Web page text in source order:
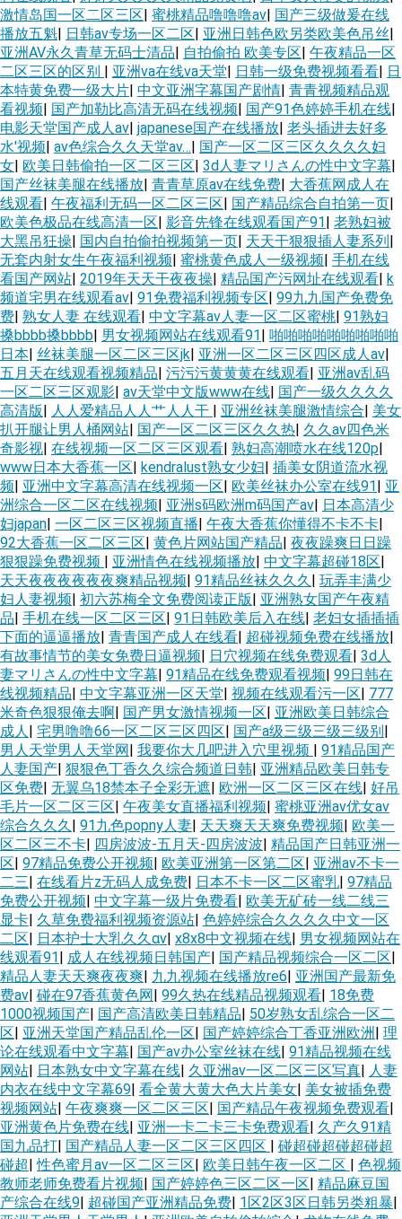
激情岛国一区二区三区| 蜜桃精品噜噜噜av| 国产三级做爰在线
播放五魁| 日韩av专场一区二区| 亚洲日韩色欧另类欧美色吊丝|
亚洲AV永久青草无码士清品| 自拍偷拍 欧美专区| 午夜精品一区
二区三区的区别 | 亚洲va在线va天堂| 日韩一级免费视频看看| 日
本特黄免费一级大片| 中文亚洲字幕国产剧情| 青青视频精品观
看视频| 国产加勒比高清无码在线视频| 国产91色婷婷手机在线|
电影天堂国产成人av| japanese国产在线播放| 老头插进去好多
水'视频| av色综合久久天堂av…| 国产一区二区三区久久久久妇
女| 欧美日韩偷拍一区二区三区| 3d人妻マリさんの性中文字幕|
国产丝袜美腿在线播放| 青青草原av在线免费| 大香蕉网成人在
线观看| 午夜福利无码一区二区三区| 国产精品综合自拍第一页|
欧美色极品在线高清一区| 影音先锋在线观看国产91| 老熟妇被
大黑吊狂操| 国内自拍偷拍视频第一页| 天天干狠狠插人妻系列|
无套内射女生午夜福利视频| 蜜桃黄色成人一级视频| 手机在线
看国产网站| 2019年天天干夜夜操| 精品国产污网址在线观看| k
频道宅男在线观看av| 91免费福利视频专区| 99九九国产免费免
费| 熟女人妻 在线观看| 中文字幕aⅴ人妻一区二区蜜桃| 91熟妇
搡bbbb搡bbbb| 男女视频网站在线观看91| 啪啪啪啪啪啪啪啪啪
日本| 丝袜美腿一区二区三区jk| 亚洲一区二区三区四区成人av|
五月天在线观看视频精品| 污污污黄黄黄在线观看| 亚洲av乱码
一区二区三区观影| av天堂中文版www在线| 国产一级久久久久
高清版| 人人爱精品人人艹人人干 | 亚洲丝袜美腿激情综合| 美女
扒开腿让男人桶网站| 国产一区二区三区久久热| 久久av四色米
奇影视| 在线视频一区二区三区观看| 熟妇高潮喷水在线120p|
www日本大香蕉一区| kendralust熟女少妇| 插美女阴道流水视
频| 亚洲中文字幕高清在线视频一区| 欧美丝袜办公室在线91| 亚
洲综合一区二区在线视频| 亚洲s码欧洲m码国产av| 日本高清少
妇japan| 一区二区三区视频直播| 午夜大香蕉你懂得不卡不卡|
92大香蕉一区二区三区| 黄色片网站国产精品| 夜夜躁爽日日躁
狠狠躁免费视频 | 亚洲情色在线视频播放| 中文字幕超碰18区|
天天夜夜夜夜夜夜爽精品视频| 91精品丝袜久久久| 玩弄丰满少
妇人妻视频| 初六苏梅全文免费阅读正版| 亚洲熟女国产午夜精
品| 手机在线一区二区三区| 91日韩欧美后入在线| 老妇女插插插
下面的逼逼播放| 青青国产成人在线看| 超碰视频免费在线播放|
有故事情节的美女免费日逼视频| 日穴视频在线免费观看| 3d人
妻マリさんの性中文字幕| 91精品在线免费观看视频| 99日韩在
线视频精品| 中文字幕亚洲一区天堂| 视频在线观看污一区| 777
米奇色狠狠俺去啊| 国产男女激情视频一区| 亚洲欧美日韩综合
成人| 宅男噜噜66一区二区三区四区| 国产a级三级三级三级别|
男人天堂男人天堂网| 我要你大几吧进入穴里视频 | 91精品国产
人妻国产| 狠狠色丁香久久综合频道日韩| 亚洲精品欧美日韩专
区免费| 无翼乌18禁本子全彩无遮| 欧洲一区二区三区在线| 好吊
毛片一区二区三区| 午夜美女直播福利视频| 蜜桃亚洲av优女av
综合久久久| 91九色popny人妻| 天天爽天天爽免费视频| 欧美一
区二区三不卡| 四房波波-五月天-四房波波| 精品国产日韩亚洲一
区| 97精品免费公开视频| 欧美亚洲第一区第二区| 亚洲av不卡一
二三| 在线看片z无码人成免费| 日本不卡一区二区蜜乳| 97精品
免费公开视频| 中文字幕一级片免费看| 欧美无矿砖一线二线三
显卡| 久草免费福利视频资源站| 色婷婷综合久久久久中文一区
二区| 日本护士大乳久久αv| x8x8中文视频在线| 男女视频网站在
线观看91| 成人在线视频日韩国产| 国产精品视频综合一区二区|
精品人妻天天爽夜夜爽| 九九视频在线播放re6| 亚洲国产最新免
费av| 碰在97香蕉黄色网| 99久热在线精品视频观看| 18免费
1000视频国产| 国产高清欧美日韩精品| 50岁熟女乱综合一区二
区| 亚洲天堂国产精品乱伦一区| 国产婷婷综合丁香亚洲欧洲 | 理
论在线观看中文字幕| 国产av办公室丝袜在线| 91精品视频在线
网站| 日本熟女中文字幕在线| 久亚洲aⅴ一区二区三区写真| 人妻
内衣在线中文字幕69| 看全黄大黄大色大片美女| 美女被插免费
视频网站| 午夜爽爽一区二区三区| 国产精品午夜视频免费观看|
亚洲黄色片免费在线| 亚洲一卡二卡三卡免费观看| 久产久91精
国九品打| 国产精品人妻一区二区三区四区 | 碰超碰超碰超碰超
碰超|性色蜜月av一区二区三区| 欧美日韩午夜一区二区 | 色视频
教师老师免费看片视频| 国产婷婷色三区二区一区| 精品麻豆国
产综合在线9| 超碰国产亚洲精品免费| 1区2区3区日韩另类粗暴|